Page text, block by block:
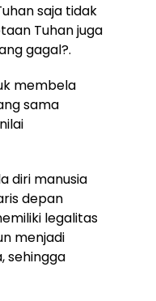
saja tidak
Tuhan juga
gagal?.
membela
sama
diri manusia
depan
legalitas
menjadi
sehingga